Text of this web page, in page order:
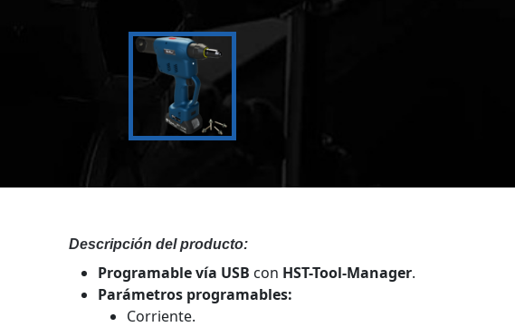
Descripción del producto:
Programable vía USB con HST-Tool-Manager.
Parámetros programables:
Corriente.